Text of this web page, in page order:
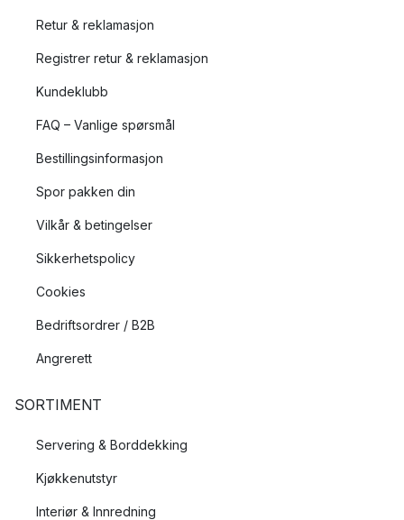
Retur & reklamasjon
Registrer retur & reklamasjon
Kundeklubb
FAQ – Vanlige spørsmål
Bestillingsinformasjon
Spor pakken din
Vilkår & betingelser
Sikkerhetspolicy
Cookies
Bedriftsordrer / B2B
Angrerett
SORTIMENT
Servering & Borddekking
Kjøkkenutstyr
Interiør & Innredning